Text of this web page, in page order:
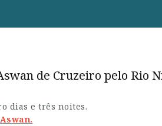
de Cruzeiro pelo Rio
dias e três noites.